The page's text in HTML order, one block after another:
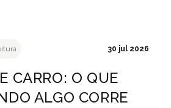
30 jul 2026
CARRO: O QUE
ALGO CORRE